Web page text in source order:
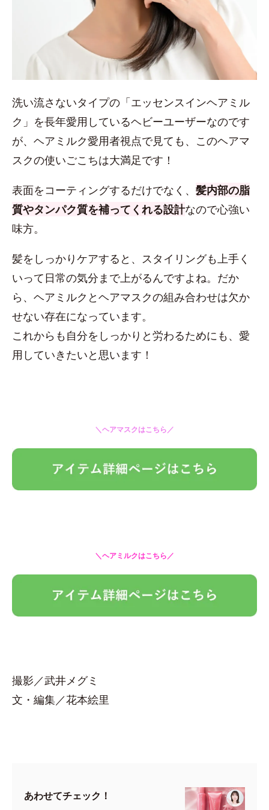
洗い流さないタイプの「エッセンスインヘアミル
ク」を長年愛用しているヘビーユーザーなのです
が、ヘアミルク愛用者視点で見ても、このヘアマ
スクの使いごこちは大満足です！
表面をコーティングするだけでなく、 髪内部の脂
質やタンパク質を補ってくれる設計なので心強い
味方。
髪をしっかりケアすると、スタイリングも上手く
いって日常の気分まで上がるんですよね。だか
ら、ヘアミルクとヘアマスクの組み合わせは欠か
せない存在になっています。
これからも自分をしっかりと労わるためにも、愛
用していきたいと思います！
＼ヘアマスクはこちら／
＼ヘアミルクはこちら／
撮影／武井メグミ
文・編集／花本絵里
あわせてチェック！